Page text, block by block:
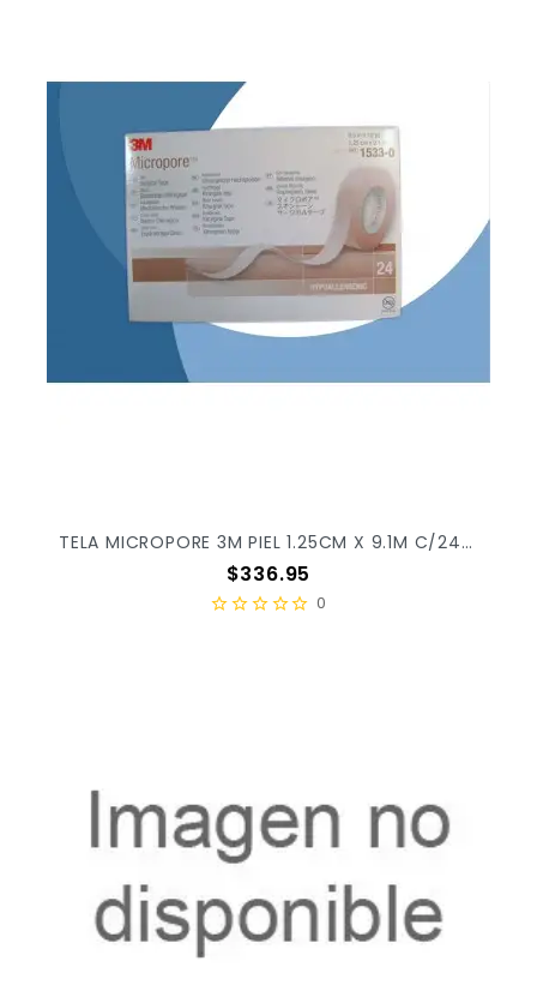
TELA MICROPORE 3M PIEL 1.25CM X 9.1M C/24PZ X/10
Precio
$336.95
0